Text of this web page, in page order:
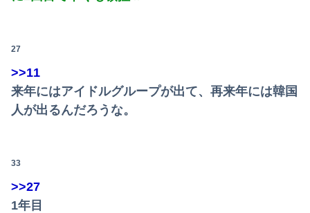
誰か有酸素運動と無酸素運動を分かりやすく教えてくれｗｗｗｗｗｗ
27
>>11
来年にはアイドルグループが出て、再来年には韓国
人が出るんだろうな。
33
>>27
1年目